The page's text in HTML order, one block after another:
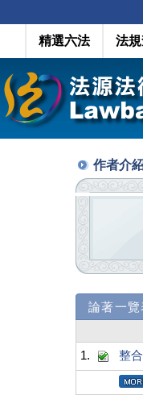
精選六法 法
作者介
論著一覽
1.
整